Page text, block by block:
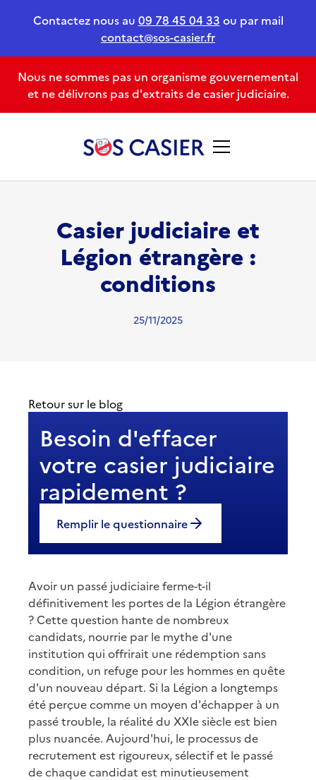
Contactez nous au 09 78 45 04 33 ou par mail
contact@sos-casier.fr
Nous ne sommes pas un organisme gouvernemental
et ne délivrons pas d'extraits de casier judiciaire.
Casier judiciaire et
Légion étrangère :
conditions
25/11/2025
Retour sur le blog
Besoin d'effacer
votre casier judiciaire
rapidement ?
Remplir le questionnaire
Avoir un passé judiciaire ferme-t-il
définitivement les portes de la Légion étrangère
? Cette question hante de nombreux
candidats, nourrie par le mythe d'une
institution qui offrirait une rédemption sans
condition, un refuge pour les hommes en quête
d'un nouveau départ. Si la Légion a longtemps
été perçue comme un moyen d'échapper à un
passé trouble, la réalité du XXIe siècle est bien
plus nuancée. Aujourd'hui, le processus de
recrutement est rigoureux, sélectif et le passé
de chaque candidat est minutieusement